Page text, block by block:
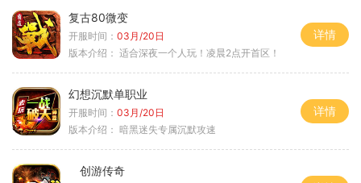
复古80微变
开服时间： 03月/20日
版本介绍： 适合深夜一个人玩！凌晨2点开首区！
详情
幻想沉默单职业
开服时间： 03月/20日
版本介绍： 暗黑迷失专属沉默攻速
详情
创游传奇